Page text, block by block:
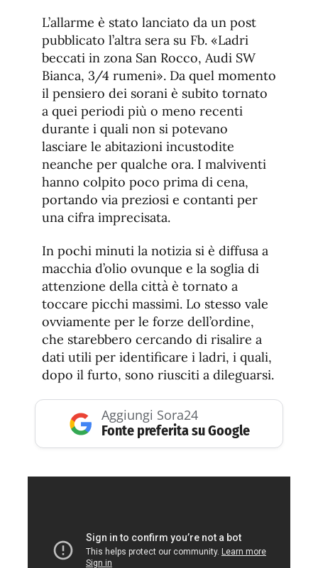
de
fuente
de
fuente.
L’allarme è stato lanciato da un post
pubblicato l’altra sera su Fb. «Ladri
beccati in zona San Rocco, Audi SW
Bianca, 3/4 rumeni». Da quel momento
il pensiero dei sorani è subito tornato
a quei periodi più o meno recenti
durante i quali non si potevano
lasciare le abitazioni incustodite
neanche per qualche ora. I malviventi
hanno colpito poco prima di cena,
portando via preziosi e contanti per
una cifra imprecisata.
In pochi minuti la notizia si è diffusa a
macchia d’olio ovunque e la soglia di
attenzione della città è tornato a
toccare picchi massimi. Lo stesso vale
ovviamente per le forze dell’ordine,
che starebbero cercando di risalire a
dati utili per identificare i ladri, i quali,
dopo il furto, sono riusciti a dileguarsi.
Aggiungi Sora24
Fonte preferita su Google